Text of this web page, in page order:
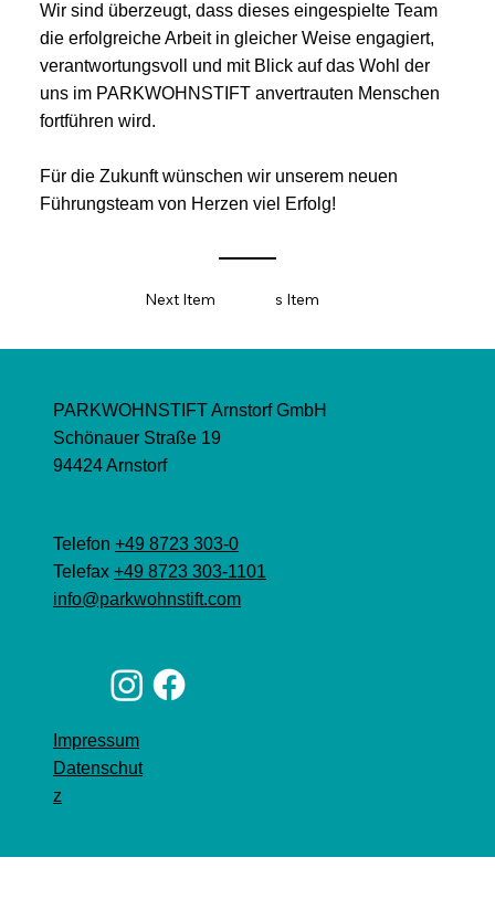
Wir sind überzeugt, dass dieses eingespielte Team
die erfolgreiche Arbeit in gleicher Weise engagiert,
verantwortungsvoll und mit Blick auf das Wohl der
uns im PARKWOHNSTIFT anvertrauten Menschen
fortführen wird.
Für die Zukunft wünschen wir unserem neuen
Führungsteam von Herzen viel Erfolg!
Previous Item
Next Item
PARKWOHNSTIFT Arnstorf GmbH
Schönauer Straße 19
94424 Arnstorf
Telefon +49 8723 303-0
Telefax +49 8723 303-1101
info@parkwohnstift.com
Impressum
Datenschut
z